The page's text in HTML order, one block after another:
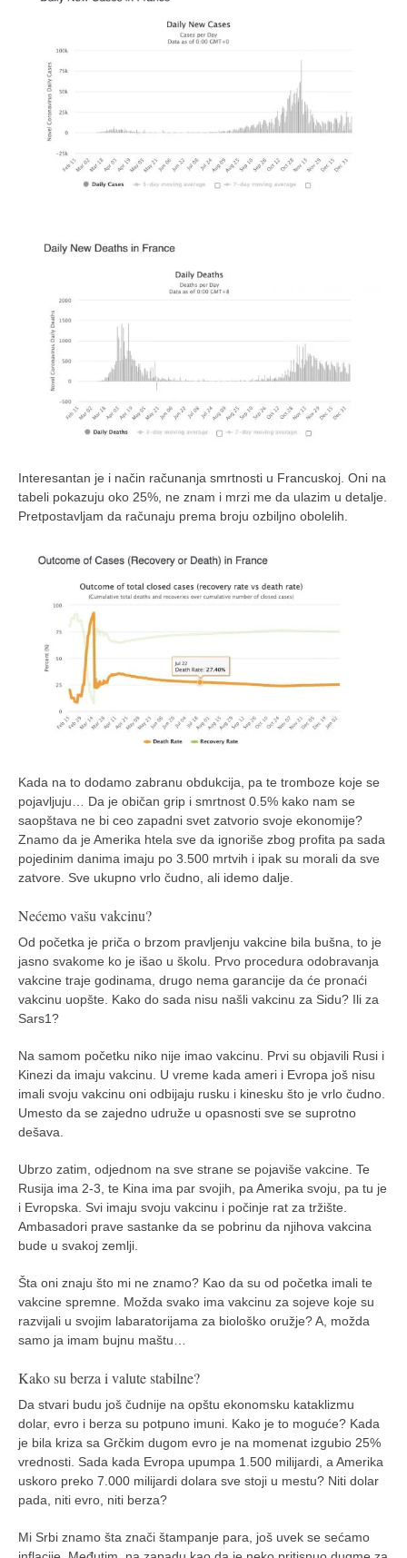
termini treninga
moja priča
moja priča
fotke
kontakt
Interesantan je i način računanja smrtnosti u Francuskoj. Oni na
tabeli pokazuju oko 25%, ne znam i mrzi me da ulazim u detalje.
Pretpostavljam da računaju prema broju ozbiljno obolelih.
Kada na to dodamo zabranu obdukcija, pa te tromboze koje se
pojavljuju… Da je običan grip i smrtnost 0.5% kako nam se
saopštava ne bi ceo zapadni svet zatvorio svoje ekonomije?
Znamo da je Amerika htela sve da ignoriše zbog profita pa sada
pojedinim danima imaju po 3.500 mrtvih i ipak su morali da sve
zatvore. Sve ukupno vrlo čudno, ali idemo dalje.
Nećemo vašu vakcinu?
Od početka je priča o brzom pravljenju vakcine bila bušna, to je
jasno svakome ko je išao u školu. Prvo procedura odobravanja
vakcine traje godinama, drugo nema garancije da će pronaći
vakcinu uopšte. Kako do sada nisu našli vakcinu za Sidu? Ili za
Sars1?
Na samom početku niko nije imao vakcinu. Prvi su objavili Rusi i
Kinezi da imaju vakcinu. U vreme kada ameri i Evropa još nisu
imali svoju vakcinu oni odbijaju rusku i kinesku što je vrlo čudno.
Umesto da se zajedno udruže u opasnosti sve se suprotno
dešava.
Ubrzo zatim, odjednom na sve strane se pojaviše vakcine. Te
Rusija ima 2-3, te Kina ima par svojih, pa Amerika svoju, pa tu je
i Evropska. Svi imaju svoju vakcinu i počinje rat za tržište.
Ambasadori prave sastanke da se pobrinu da njihova vakcina
bude u svakoj zemlji.
Šta oni znaju što mi ne znamo? Kao da su od početka imali te
vakcine spremne. Možda svako ima vakcinu za sojeve koje su
razvijali u svojim labaratorijama za biološko oružje? A, možda
samo ja imam bujnu maštu…
Kako su berza i valute stabilne?
Da stvari budu još čudnije na opštu ekonomsku kataklizmu
dolar, evro i berza su potpuno imuni. Kako je to moguće? Kada
je bila kriza sa Grčkim dugom evro je na momenat izgubio 25%
vrednosti. Sada kada Evropa upumpa 1.500 milijardi, a Amerika
uskoro preko 7.000 milijardi dolara sve stoji u mestu? Niti dolar
pada, niti evro, niti berza?
Mi Srbi znamo šta znači štampanje para, još uvek se sećamo